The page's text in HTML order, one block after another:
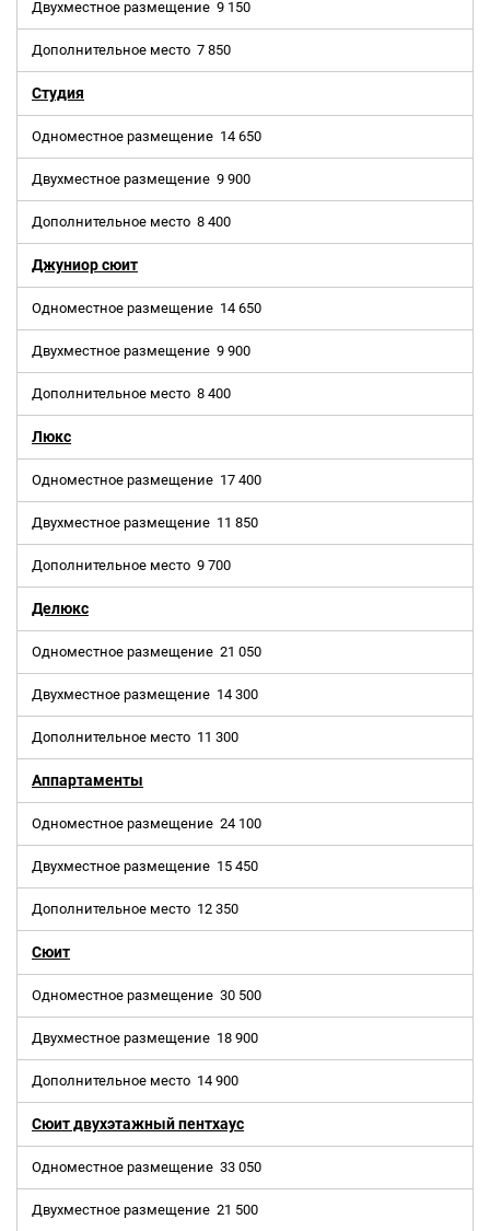
Двухместное размещение 9 150
Дополнительное место 7 850
Студия
Одноместное размещение 14 650
Двухместное размещение 9 900
Дополнительное место 8 400
Джуниор сюит
Одноместное размещение 14 650
Двухместное размещение 9 900
Дополнительное место 8 400
Люкс
Одноместное размещение 17 400
Двухместное размещение 11 850
Дополнительное место 9 700
Делюкс
Одноместное размещение 21 050
Двухместное размещение 14 300
Дополнительное место 11 300
Аппартаменты
Одноместное размещение 24 100
Двухместное размещение 15 450
Дополнительное место 12 350
Сюит
Одноместное размещение 30 500
Двухместное размещение 18 900
Дополнительное место 14 900
Сюит двухэтажный пентхаус
Одноместное размещение 33 050
Двухместное размещение 21 500